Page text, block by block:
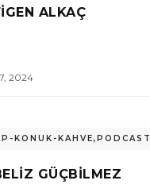
ALKAÇ
2024
KONUK-KAHVE,PODCAST
GÜÇBILMEZ